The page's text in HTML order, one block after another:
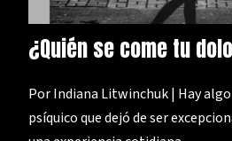
¿Quién se come tu
Por Indiana Litwinchuk | Hay
psíquico que dejó de ser